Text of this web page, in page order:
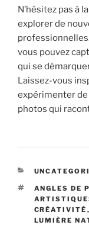
N’hésitez pas à
explorer de
vous pouvez
qui se
Laissez-vous
expérimenter
photos qui
CATÉGORIES
ÉTIQUETTES
ANGLES DE
CRÉATIVITÉ ,
LUMIÈRE